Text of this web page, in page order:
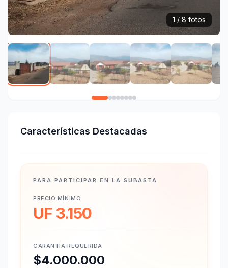
1 / 8 fotos
Características Destacadas
PARA PARTICIPAR EN LA SUBASTA
PRECIO MÍNIMO
UF 3.150
GARANTÍA REQUERIDA
$4.000.000